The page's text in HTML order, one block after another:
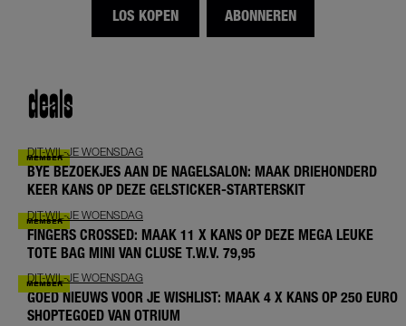
LOS KOPEN ABONNEREN
deals
DIT-WIL-JE WOENSDAG
BYE BEZOEKJES AAN DE NAGELSALON: MAAK DRIEHONDERD
KEER KANS OP DEZE GELSTICKER-STARTERSKIT
DIT-WIL-JE WOENSDAG
FINGERS CROSSED: MAAK 11 X KANS OP DEZE MEGA LEUKE
TOTE BAG MINI VAN CLUSE T.W.V. 79,95
DIT-WIL-JE WOENSDAG
GOED NIEUWS VOOR JE WISHLIST: MAAK 4 X KANS OP 250 EURO
SHOPTEGOED VAN OTRIUM